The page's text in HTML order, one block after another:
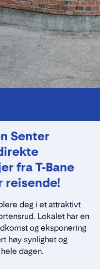
Senter
fra T-Bane
reisende!
deg i et attraktivt
Lokalet har en
og eksponering
høy synlighet og
dagen.